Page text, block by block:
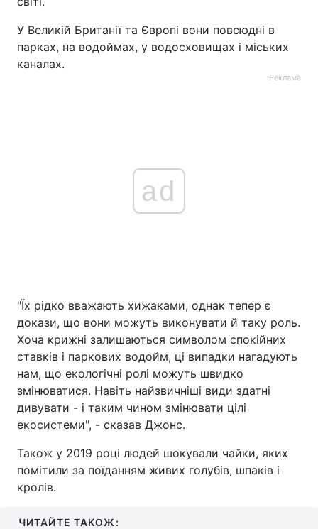
У Великій Британії та Європі вони повсюдні в
парках, на водоймах, у водосховищах і міських
каналах.
Реклама
ad
"Їх рідко вважають хижаками, однак тепер є
докази, що вони можуть виконувати й таку роль.
Хоча крижні залишаються символом спокійних
ставків і паркових водойм, ці випадки нагадують
нам, що екологічні ролі можуть швидко
змінюватися. Навіть найзвичніші види здатні
дивувати - і таким чином змінювати цілі
екосистеми", - сказав Джонс.
Також у 2019 році людей шокували чайки, яких
помітили за поїданням живих голубів, шпаків і
кролів.
ЧИТАЙТЕ ТАКОЖ: